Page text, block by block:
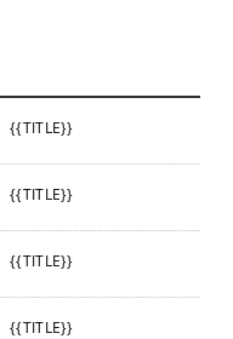
{{TITLE}}
{{TITLE}}
{{TITLE}}
{{TITLE}}